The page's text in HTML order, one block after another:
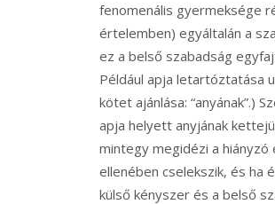
fenomenális gyermeksége
értelemben) egyáltalán a
ez a belső szabadság
Például apja letartóztatása
kötet ajánlása: “anyának”.)
apja helyett anyjának
mintegy megidézi a hiányzó
ellenében cselekszik, és ha
külső kényszer és a belső